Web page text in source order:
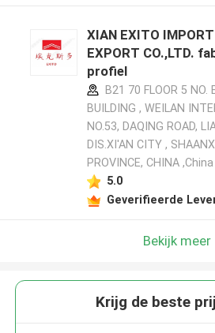
XIAN EXITO
EXPORT CO.,LTD.
profiel
B21 70 FLOOR 5 NO.
BUILDING , WEILAN
NO.53, DAQING ROAD,
DIS.XI'AN CITY , SHAANXI
PROVINCE, CHINA ,China
5.0
Geverifieerde
Bekijk meer
Krijg de beste